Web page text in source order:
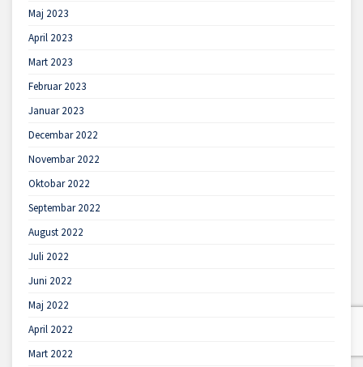
Maj 2023
April 2023
Mart 2023
Februar 2023
Januar 2023
Decembar 2022
Novembar 2022
Oktobar 2022
Septembar 2022
August 2022
Juli 2022
Juni 2022
Maj 2022
April 2022
Mart 2022